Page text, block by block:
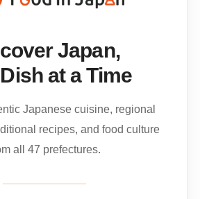
Japan,
at a Time
Japanese cuisine, regional
recipes, and food culture
all 47 prefectures.